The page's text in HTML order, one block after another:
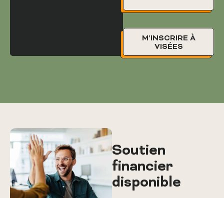
M’INSCRIRE À
VISÉES
Soutien
financier
disponible